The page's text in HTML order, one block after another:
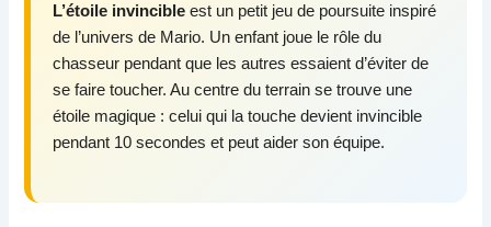
L’étoile invincible est un petit jeu de poursuite inspiré
de l’univers de Mario. Un enfant joue le rôle du
chasseur pendant que les autres essaient d’éviter de
se faire toucher. Au centre du terrain se trouve une
étoile magique : celui qui la touche devient invincible
pendant 10 secondes et peut aider son équipe.